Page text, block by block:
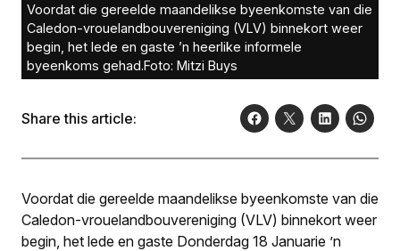
Voordat die gereelde maandelikse byeenkomste van die
Caledon-vrouelandbouvereniging (VLV) binnekort weer
begin, het lede en gaste ’n heerlike informele
byeenkoms gehad.Foto: Mitzi Buys
Share this article:
Voordat die gereelde maandelikse byeenkomste van die
Caledon-vrouelandbou­vereniging (VLV) binnekort weer
begin, het lede en gaste Donderdag 18 Januarie ’n